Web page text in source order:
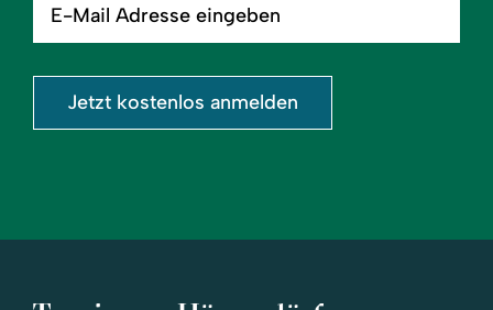
Mail
eingeben
Jetzt kostenlos anmelden